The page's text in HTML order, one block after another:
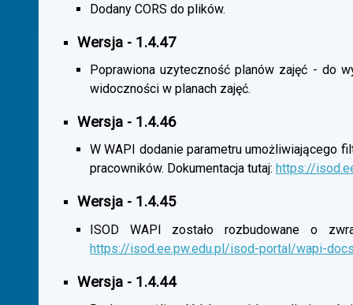
Dodany CORS do plików.
Wersja - 1.4.47
Poprawiona uzyteczność planów zajęć - do
widoczności w planach zajęć.
Wersja - 1.4.46
W WAPI dodanie parametru umożliwiającego
pracowników. Dokumentacja tutaj: https://
Wersja - 1.4.45
ISOD WAPI zostało rozbudowane o
https://isod.ee.pw.edu.pl/isod-portal/wapi-
Wersja - 1.4.44